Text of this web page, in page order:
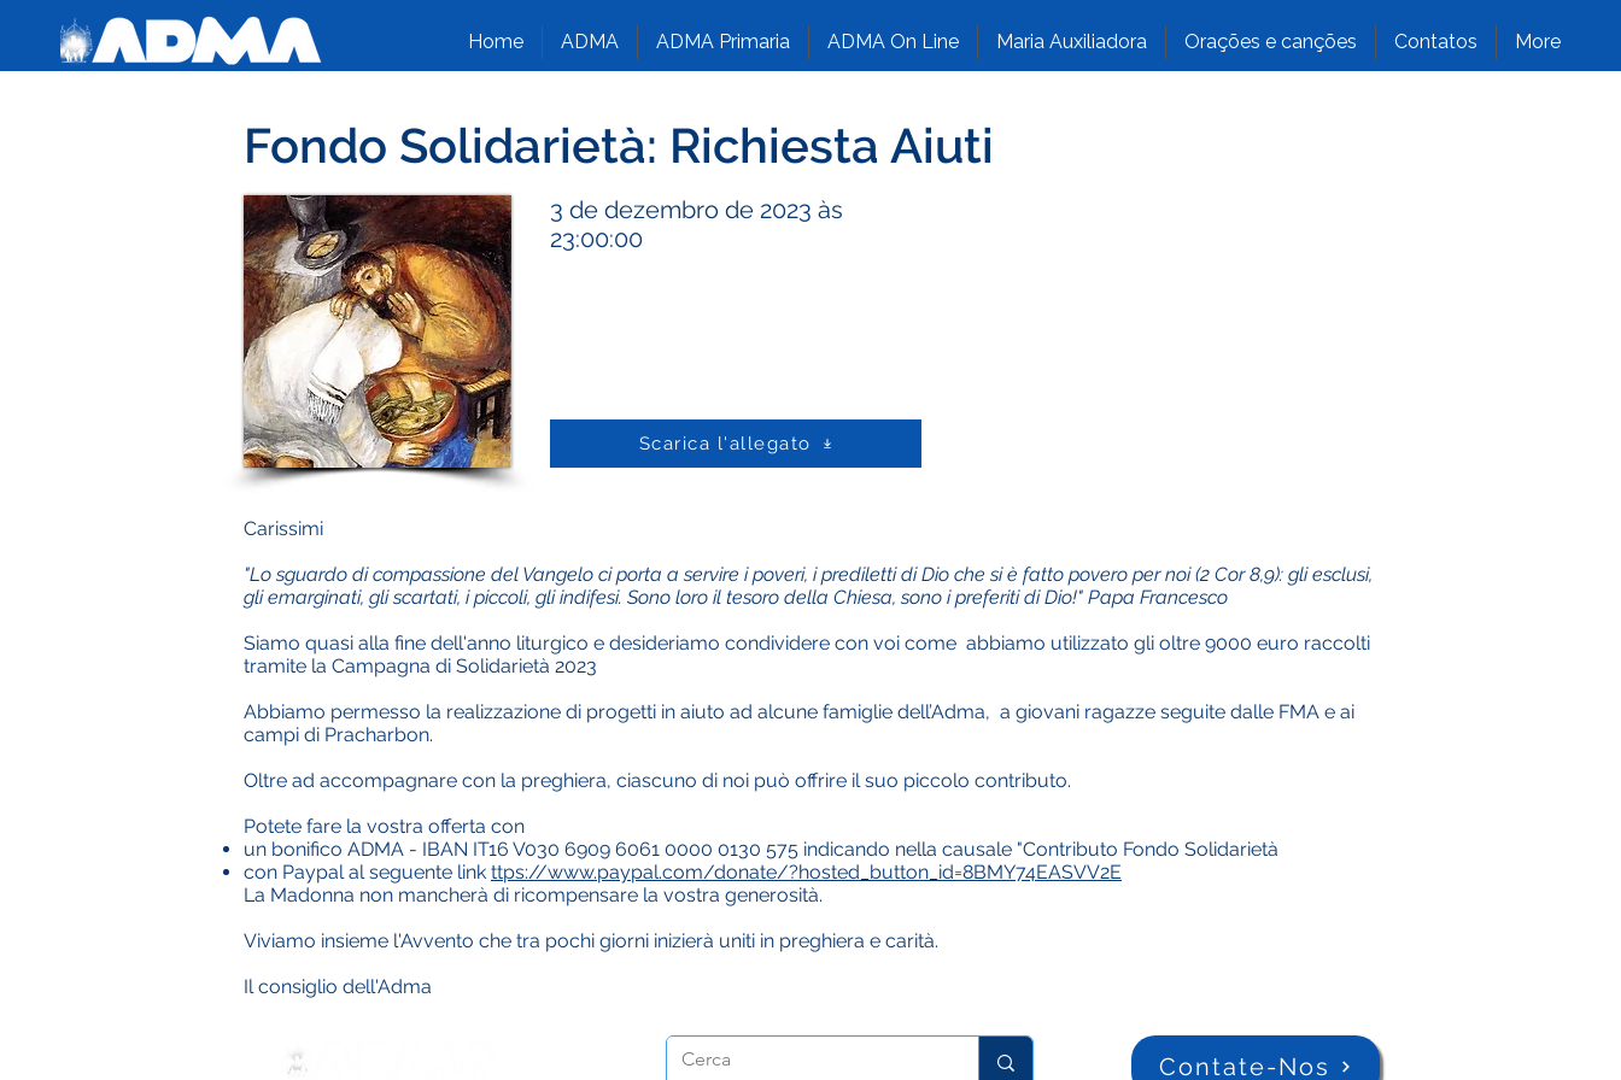
Home ADMA ADMA Primaria ADMA On Line Maria Auxiliadora Orações e canções Contatos More
Fondo Solidarietà: Richiesta Aiuti
3 de dezembro de 2023 às
23:00:00
Scarica l'allegato
Carissimi
"Lo sguardo di compassione del Vangelo ci porta a servire i poveri, i prediletti di Dio che si è fatto povero per noi (2 Cor 8,9): gli esclusi,
gli emarginati, gli scartati, i piccoli, gli indifesi. Sono loro il tesoro della Chiesa, sono i preferiti di Dio!" Papa Francesco
Siamo quasi alla fine dell'anno liturgico e desideriamo condividere con voi come abbiamo utilizzato gli oltre 9000 euro raccolti
tramite la Campagna di Solidarietà 2023
Abbiamo permesso la realizzazione di progetti in aiuto ad alcune famiglie dell’Adma, a giovani ragazze seguite dalle FMA e ai
campi di Pracharbon.
Oltre ad accompagnare con la preghiera, ciascuno di noi può offrire il suo piccolo contributo.
Potete fare la vostra offerta con
un bonifico ADMA - IBAN IT16 V030 6909 6061 0000 0130 575 indicando nella causale "Contributo Fondo Solidarietà
con Paypal al seguente link ttps://www.paypal.com/donate/?hosted_button_id=8BMY74EASVV2E
La Madonna non mancherà di ricompensare la vostra generosità.
Viviamo insieme l'Avvento che tra pochi giorni inizierà uniti in preghiera e carità.
Il consiglio dell'Adma
Contate-Nos